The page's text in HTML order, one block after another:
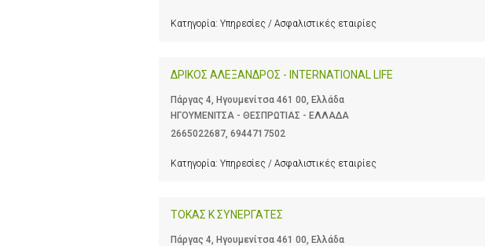
Κατηγορία: Υπηρεσίες / Ασφαλιστικές εταιρίες
ΔΡΙΚΟΣ ΑΛΕΞΑΝΔΡΟΣ - ΙΝΤERNATIONAL LIFE
Πάργας 4, Ηγουμενίτσα 461 00, Ελλάδα
ΗΓΟΥΜΕΝΙΤΣΑ - ΘΕΣΠΡΩΤΙΑΣ - ΕΛΛΑΔΑ
2665022687 6944717502
Κατηγορία: Υπηρεσίες / Ασφαλιστικές εταιρίες
TOKAΣ Κ ΣΥΝΕΡΓΑΤΕΣ
Πάργας 4, Ηγουμενίτσα 461 00, Ελλάδα